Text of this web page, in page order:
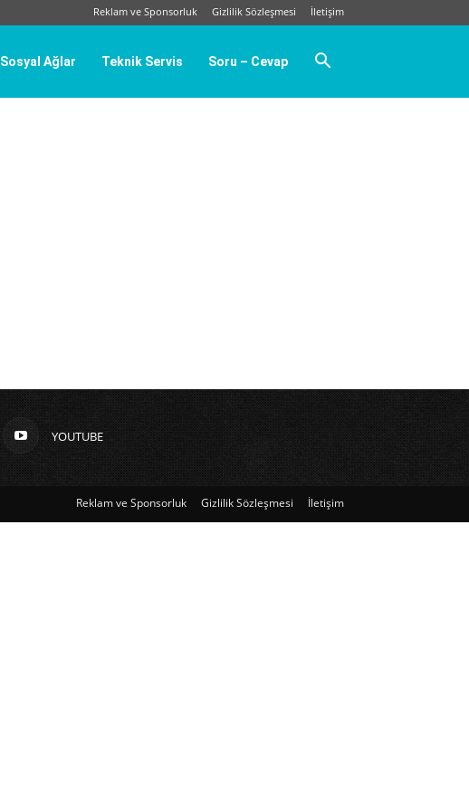
Reklam ve Sponsorluk Gizlilik Sözleşmesi İletişim
Sosyal Ağlar Teknik Servis Soru – Cevap
YOUTUBE
Reklam ve Sponsorluk Gizlilik Sözleşmesi İletişim